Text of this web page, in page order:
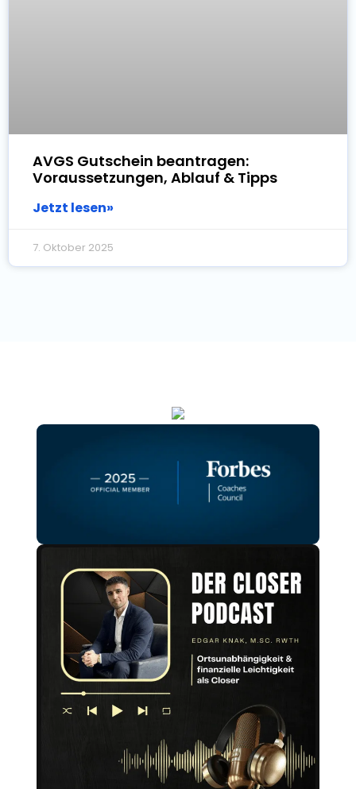
AVGS Gutschein beantragen:
Voraussetzungen, Ablauf & Tipps
Jetzt lesen»
7. Oktober 2025